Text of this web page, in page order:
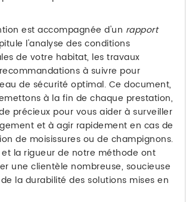
est accompagnée d'un rapport
l'analyse des conditions
de votre habitat, les travaux
à suivre pour
de sécurité optimal. Ce document,
à la fin de chaque prestation,
précieux pour vous aider à surveiller
et à agir rapidement en cas de
de moisissures ou de champignons.
la rigueur de notre méthode ont
une clientèle nombreuse, soucieuse
la durabilité des solutions mises en